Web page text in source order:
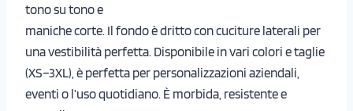
tono su tono e
maniche corte. Il fondo è dritto con cuciture laterali per
una vestibilità perfetta. Disponibile in vari colori e taglie
(XS–3XL), è perfetta per personalizzazioni aziendali,
eventi o l’uso quotidiano. È morbida, resistente e